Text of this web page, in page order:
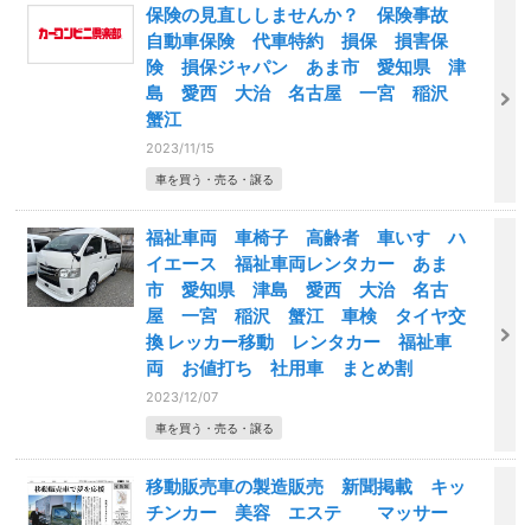
保険の見直ししませんか？ 保険事故
自動車保険 代車特約 損保 損害保
険 損保ジャパン あま市 愛知県 津
島 愛西 大治 名古屋 一宮 稲沢
蟹江
2023/11/15
車を買う・売る・譲る
福祉車両 車椅子 高齢者 車いす ハ
イエース 福祉車両レンタカー あま
市 愛知県 津島 愛西 大治 名古
屋 一宮 稲沢 蟹江 車検 タイヤ交
換 レッカー移動 レンタカー 福祉車
両 お値打ち 社用車 まとめ割
2023/12/07
車を買う・売る・譲る
移動販売車の製造販売 新聞掲載 キッ
チンカー 美容 エステ マッサー